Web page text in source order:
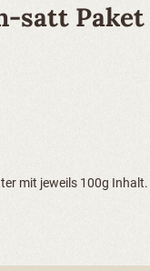
Paket
mit jeweils 100g Inhalt.